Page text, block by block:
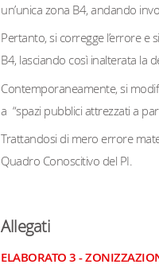
un’unica zona B4, andando
Pertanto, si corregge l’errore
B4, lasciando così inalterata la
Contemporaneamente, si
a “spazi pubblici attrezzati a
Trattandosi di mero errore
Quadro Conoscitivo del PI.
Allegati
ELABORATO 3 -